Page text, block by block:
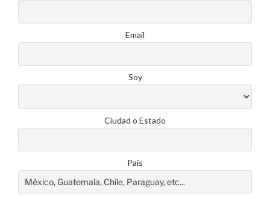
Email
Soy
Ciudad o Estado
País